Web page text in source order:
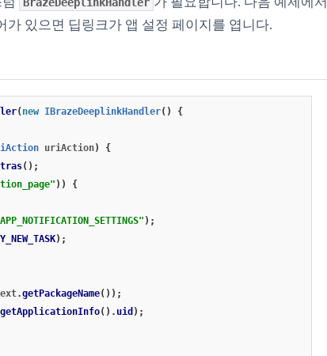
BrazeDeeplinkHandler
가 있으면 딥링크가 앱 설정 페이지를 엽니다.
( new IBrazeDeeplinkHandler()
{
uriAction)
{
();
))
{
);
);
.getPackageName());
getApplicationInfo(). uid );